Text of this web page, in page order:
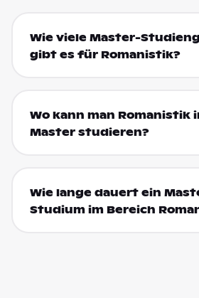
Wie viele Master-
gibt es für Romanistik?
Wo kann man Romanistik
Master studieren?
Wie lange dauert ein
Studium im Bereich